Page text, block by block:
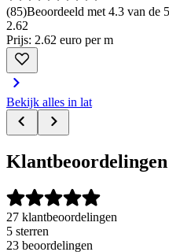
(85)Beoordeeld met 4.3 van de
2.62
Prijs: 2.62 euro per m
Bekijk alles in lat
Klantbeoordelingen
27 klantbeoordelingen
5 sterren
23 beoordelingen